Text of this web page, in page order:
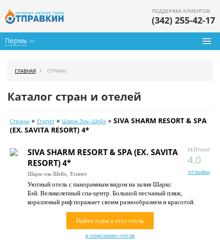
Пермь
ПОДДЕРЖКА КЛИЕНТОВ
(342) 255-42-17
Календарь туров
Цены дня
Страны
Как купить
ГЛАВНАЯ СТРАНЫ
Каталог стран и отелей
Страны » Египет » Шарм-Эль-Шейх » SIVA SHARM RESORT & SPA
(EX. SAVITA RESORT) 4*
РЕЙТИНГ
4.0
отзывы
SIVA SHARM RESORT & SPA (EX. SAVITA
RESORT) 4*
Шарм-эль-Шейх, Египет
Уютный отель с панорамным видом на залив Шаркс
Бэй. Великолепный спа-центр. Большой песчаный пляж,
коралловый риф поражает своим разнообразием и красотой.
Найти туры в этот отель
к описанию отеля